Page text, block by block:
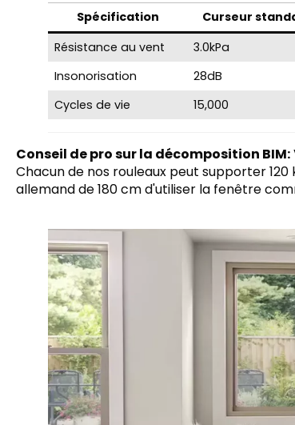
Spécification Curseur
Résistance au vent
3.0kPa
Insonorisation
28dB
Cycles de vie
15,000
Conseil de pro sur la décomposition BIM:
Chacun de nos rouleaux peut supporter
allemand de 180 cm d'utiliser la fenêtre